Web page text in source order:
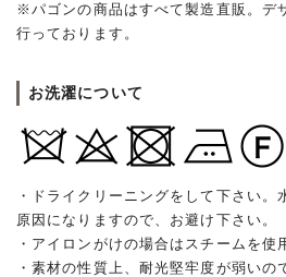
※パゴンの商品はすべて製造直販。デ
行っております。
お洗濯について
・ドライクリーニングをして下さい
原因になりますので、お避け下さい。
・アイロンがけの場合はスチームを使
・素材の性質上、耐光堅牢度が弱い